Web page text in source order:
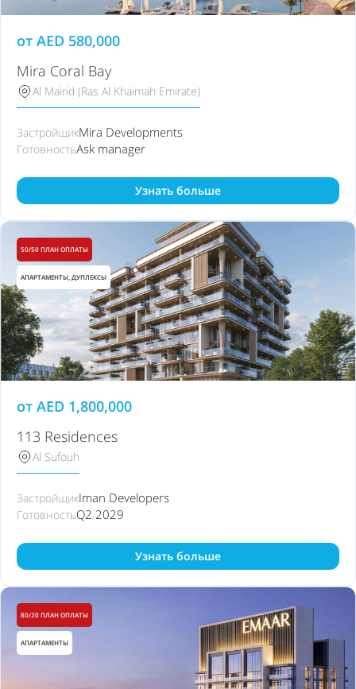
от AED 580,000
Mira Coral Bay
Al Mairid (Ras Al Khaimah Emirate)
ЗастройщикMira Developments
ГотовностьAsk manager
Узнать больше
50/50 ПЛАН ОПЛАТЫ
АПАРТАМЕНТЫ, ДУПЛЕКСЫ
от AED 1,800,000
113 Residences
Al Sufouh
ЗастройщикIman Developers
ГотовностьQ2 2029
Узнать больше
80/20 ПЛАН ОПЛАТЫ
АПАРТАМЕНТЫ